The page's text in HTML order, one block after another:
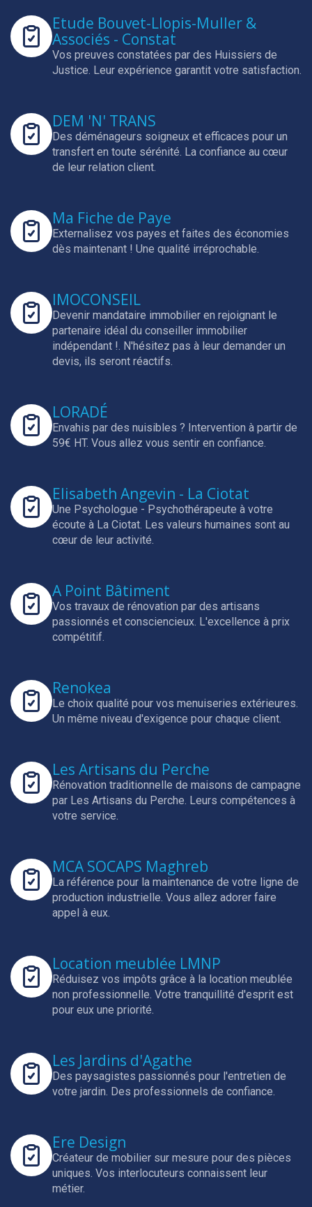
Etude Bouvet-Llopis-Muller &
Associés - Constat
Vos preuves constatées par des Huissiers de
Justice. Leur expérience garantit votre satisfaction.
DEM 'N' TRANS
Des déménageurs soigneux et efficaces pour un
transfert en toute sérénité. La confiance au cœur
de leur relation client.
Ma Fiche de Paye
Externalisez vos payes et faites des économies
dès maintenant ! Une qualité irréprochable.
IMOCONSEIL
Devenir mandataire immobilier en rejoignant le
partenaire idéal du conseiller immobilier
indépendant !. N'hésitez pas à leur demander un
devis, ils seront réactifs.
LORADÉ
Envahis par des nuisibles ? Intervention à partir de
59€ HT. Vous allez vous sentir en confiance.
Elisabeth Angevin - La Ciotat
Une Psychologue - Psychothérapeute à votre
écoute à La Ciotat. Les valeurs humaines sont au
cœur de leur activité.
A Point Bâtiment
Vos travaux de rénovation par des artisans
passionnés et consciencieux. L'excellence à prix
compétitif.
Renokea
Le choix qualité pour vos menuiseries extérieures.
Un même niveau d'exigence pour chaque client.
Les Artisans du Perche
Rénovation traditionnelle de maisons de campagne
par Les Artisans du Perche. Leurs compétences à
votre service.
MCA SOCAPS Maghreb
La référence pour la maintenance de votre ligne de
production industrielle. Vous allez adorer faire
appel à eux.
Location meublée LMNP
Réduisez vos impôts grâce à la location meublée
non professionnelle. Votre tranquillité d'esprit est
pour eux une priorité.
Les Jardins d'Agathe
Des paysagistes passionnés pour l'entretien de
votre jardin. Des professionnels de confiance.
Ere Design
Créateur de mobilier sur mesure pour des pièces
uniques. Vos interlocuteurs connaissent leur
métier.